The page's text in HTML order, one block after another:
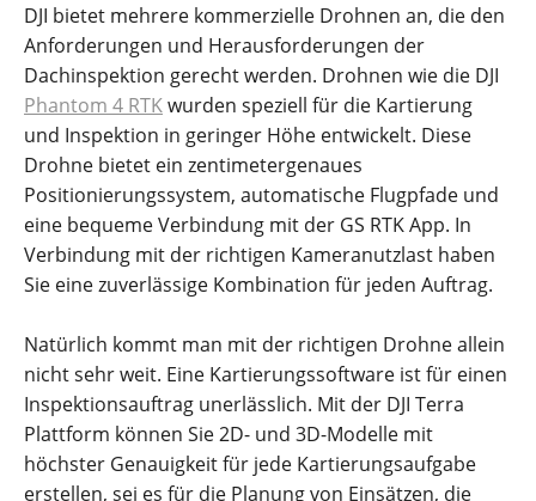
DJI bietet mehrere kommerzielle Drohnen an, die den
Anforderungen und Herausforderungen der
Dachinspektion gerecht werden. Drohnen wie die DJI
Phantom 4 RTKwurden speziell für die Kartierung
und Inspektion in geringer Höhe entwickelt. Diese
Drohne bietet ein zentimetergenaues
Positionierungssystem, automatische Flugpfade und
eine bequeme Verbindung mit der GS RTK App. In
Verbindung mit der richtigen Kameranutzlast haben
Sie eine zuverlässige Kombination für jeden Auftrag.
Natürlich kommt man mit der richtigen Drohne allein
nicht sehr weit. Eine Kartierungssoftware ist für einen
Inspektionsauftrag unerlässlich. Mit der DJI Terra
Plattform können Sie 2D- und 3D-Modelle mit
höchster Genauigkeit für jede Kartierungsaufgabe
erstellen, sei es für die Planung von Einsätzen, die